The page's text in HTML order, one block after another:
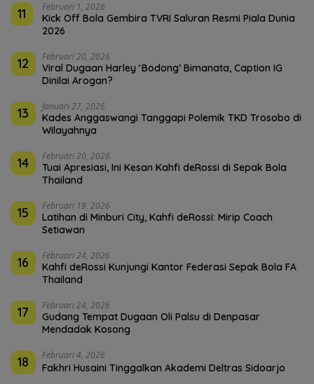
11 Februari 1, 2026
Kick Off Bola Gembira TVRI Saluran Resmi Piala Dunia
2026
12 Februari 20, 2026
Viral Dugaan Harley ‘Bodong’ Bimanata, Caption IG
Dinilai Arogan?
13 Januari 27, 2026
Kades Anggaswangi Tanggapi Polemik TKD Trosobo di
Wilayahnya
14 Februari 20, 2026
Tuai Apresiasi, Ini Kesan Kahfi deRossi di Sepak Bola
Thailand
15 Februari 19, 2026
Latihan di Minburi City, Kahfi deRossi: Mirip Coach
Setiawan
16 Februari 24, 2026
Kahfi deRossi Kunjungi Kantor Federasi Sepak Bola FA
Thailand
17 Februari 24, 2026
Gudang Tempat Dugaan Oli Palsu di Denpasar
Mendadak Kosong
18 Februari 4, 2026
Fakhri Husaini Tinggalkan Akademi Deltras Sidoarjo